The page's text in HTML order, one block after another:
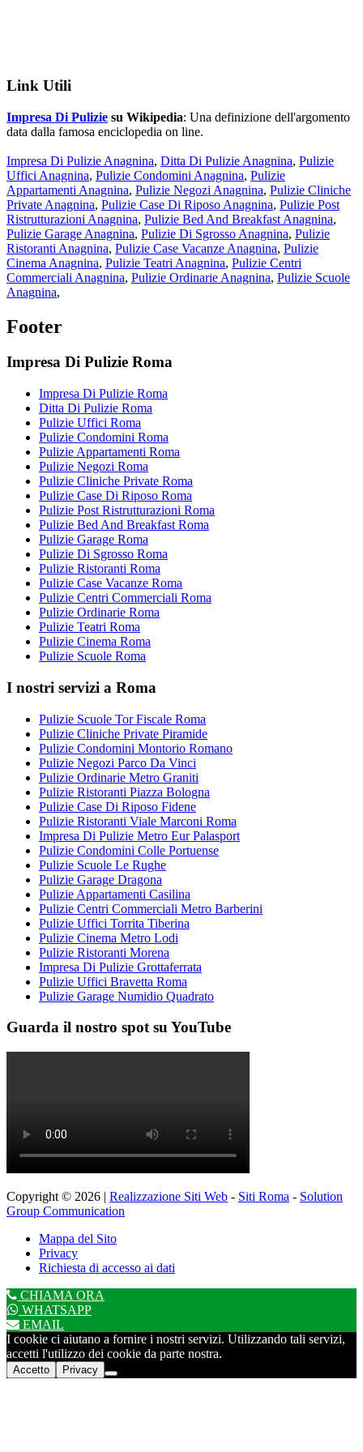
Link Utili
Impresa Di Pulizie su Wikipedia: Una definizione dell'argomento
data dalla famosa enciclopedia on line.
Impresa Di Pulizie Anagnina, Ditta Di Pulizie Anagnina, Pulizie
Uffici Anagnina, Pulizie Condomini Anagnina, Pulizie
Appartamenti Anagnina, Pulizie Negozi Anagnina, Pulizie Cliniche
Private Anagnina, Pulizie Case Di Riposo Anagnina, Pulizie Post
Ristrutturazioni Anagnina, Pulizie Bed And Breakfast Anagnina,
Pulizie Garage Anagnina, Pulizie Di Sgrosso Anagnina, Pulizie
Ristoranti Anagnina, Pulizie Case Vacanze Anagnina, Pulizie
Cinema Anagnina, Pulizie Teatri Anagnina, Pulizie Centri
Commerciali Anagnina, Pulizie Ordinarie Anagnina, Pulizie Scuole
Anagnina,
Footer
Impresa Di Pulizie Roma
Impresa Di Pulizie Roma
Ditta Di Pulizie Roma
Pulizie Uffici Roma
Pulizie Condomini Roma
Pulizie Appartamenti Roma
Pulizie Negozi Roma
Pulizie Cliniche Private Roma
Pulizie Case Di Riposo Roma
Pulizie Post Ristrutturazioni Roma
Pulizie Bed And Breakfast Roma
Pulizie Garage Roma
Pulizie Di Sgrosso Roma
Pulizie Ristoranti Roma
Pulizie Case Vacanze Roma
Pulizie Centri Commerciali Roma
Pulizie Ordinarie Roma
Pulizie Teatri Roma
Pulizie Cinema Roma
Pulizie Scuole Roma
I nostri servizi a Roma
Pulizie Scuole Tor Fiscale Roma
Pulizie Cliniche Private Piramide
Pulizie Condomini Montorio Romano
Pulizie Negozi Parco Da Vinci
Pulizie Ordinarie Metro Graniti
Pulizie Ristoranti Piazza Bologna
Pulizie Case Di Riposo Fidene
Pulizie Ristoranti Viale Marconi Roma
Impresa Di Pulizie Metro Eur Palasport
Pulizie Condomini Colle Portuense
Pulizie Scuole Le Rughe
Pulizie Garage Dragona
Pulizie Appartamenti Casilina
Pulizie Centri Commerciali Metro Barberini
Pulizie Uffici Torrita Tiberina
Pulizie Cinema Metro Lodi
Pulizie Ristoranti Morena
Impresa Di Pulizie Grottaferrata
Pulizie Uffici Bravetta Roma
Pulizie Garage Numidio Quadrato
Guarda il nostro spot su YouTube
Copyright © 2026 | Realizzazione Siti Web - Siti Roma - Solution
Group Communication
Mappa del Sito
Privacy
Richiesta di accesso ai dati
CHIAMA ORA
WHATSAPP
EMAIL
I cookie ci aiutano a fornire i nostri servizi. Utilizzando tali servizi,
accetti l'utilizzo dei cookie da parte nostra.
Accetto Privacy